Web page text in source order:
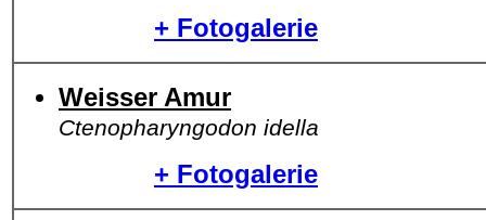
+ Fotogalerie
Weisser Amur
Ctenopharyngodon idella
+ Fotogalerie